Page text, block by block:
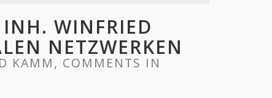
WINFRIED
NETZWERKEN
KAMM, COMMENTS IN